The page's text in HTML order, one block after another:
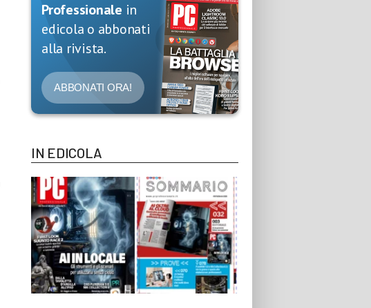
Professionale in
edicola o abbonati
alla rivista.
ABBONATI ORA!
IN EDICOLA